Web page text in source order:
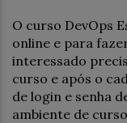
O curso DevOps
online e para
interessado
curso e após o
de login e senha
ambiente de